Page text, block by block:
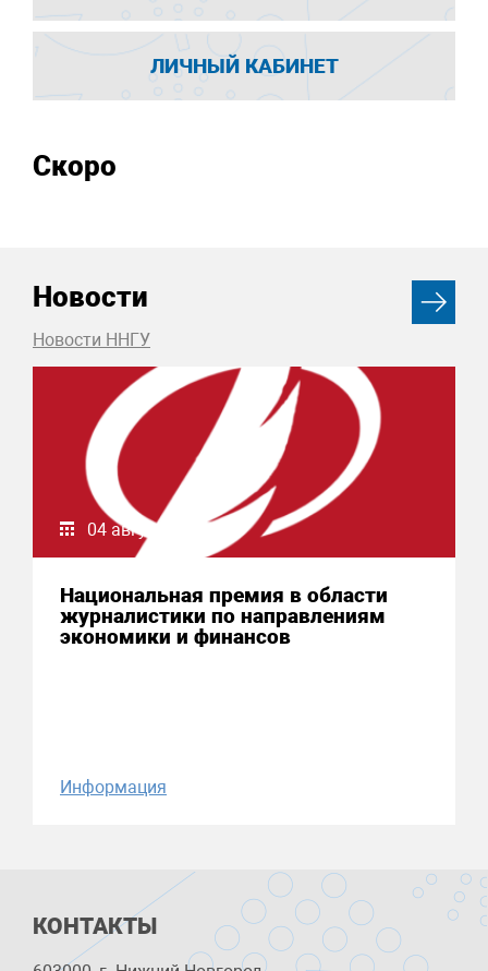
ЛИЧНЫЙ КАБИНЕТ
Скоро
Новости
Новости ННГУ
04 августа 2026
Национальная премия в области
журналистики по направлениям
экономики и финансов
Информация
КОНТАКТЫ